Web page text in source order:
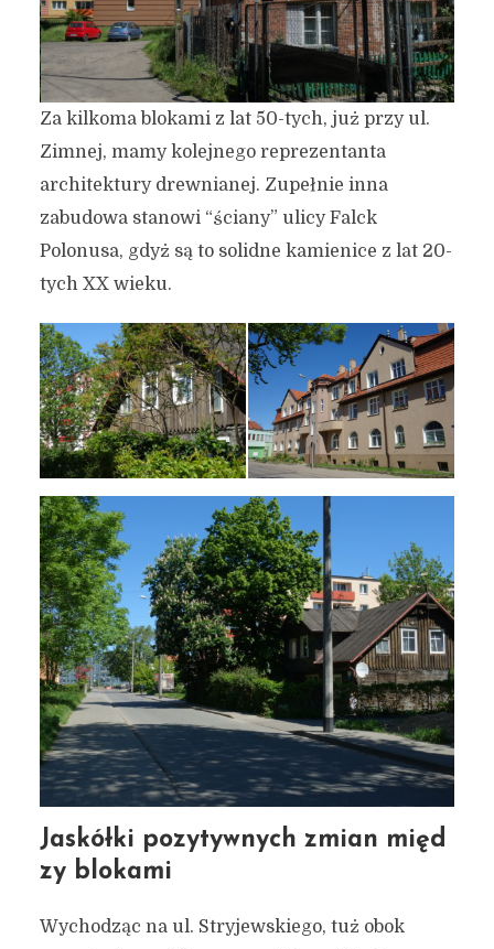
Za kilkoma blokami z lat 50-tych, już przy ul.
Zimnej, mamy kolejnego reprezentanta
architektury drewnianej. Zupełnie inna
zabudowa stanowi “ściany” ulicy Falck
Polonusa, gdyż są to solidne kamienice z lat 20-
tych XX wieku.
Jaskółki pozytywnych zmian międ
zy blokami
Wychodząc na ul. Stryjewskiego, tuż obok